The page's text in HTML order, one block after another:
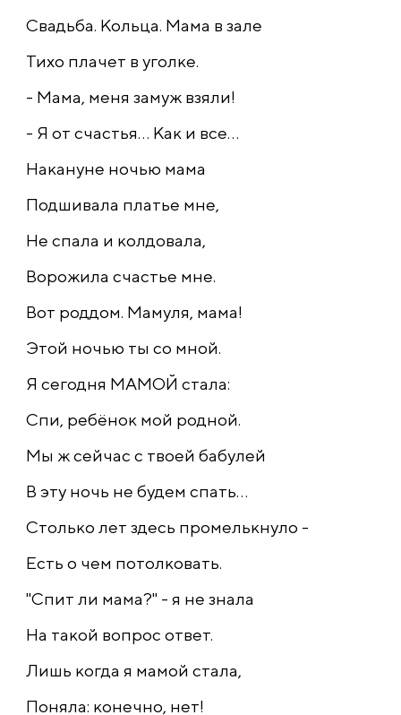
Свадьба. Кольца. Мама в зале
Тихо плачет в уголке.
- Мама, меня замуж взяли!
- Я от счастья... Как и все...
Накануне ночью мама
Подшивала платье мне,
Не спала и колдовала,
Ворожила счастье мне.
Вот роддом. Мамуля, мама!
Этой ночью ты со мной.
Я сегодня МАМОЙ стала:
Спи, ребёнок мой родной.
Мы ж сейчас с твоей бабулей
В эту ночь не будем спать...
Столько лет здесь промелькнуло -
Есть о чем потолковать.
"Спит ли мама?" - я не знала
На такой вопрос ответ.
Лишь когда я мамой стала,
Поняла: конечно, нет!